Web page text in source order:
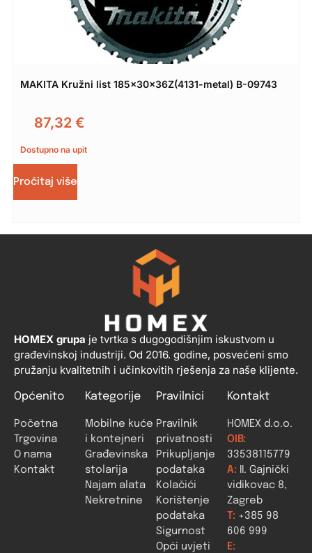
MAKITA Kružni list 185x30x36Z(4131-metal) B-09743
87,32 €
Dostupno na upit
Pročitaj više
HOMEX grupa je tvrtka s dugogodišnjim iskustvom u
građevinskoj industriji. Od 2016. godine, posvećeni smo
pružanju kvalitetnih i učinkovitih rješenja za naše klijente.
Općenito
Početna
Trgovina
O nama
Kontakt
Kategorije
Mobilne kuće
i kontejneri
Građevinska
stolarija
Najam alata
Nekretnine
Pravilnici
Pravilnik
privatnosti
Prikupljanje
podataka
Kolačići
Korištenje
podataka
Sigurnost
Opći uvjeti
Kontakt
HOMEX d.o.o.
OIB:
33538115779
A: II. Gajnički
vidikovac 8,
Zagreb
T: +385 98
606 999
E: